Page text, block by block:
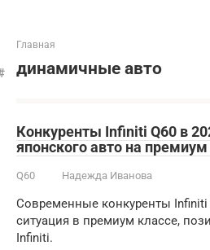
Главная
динамичные авто
Конкуренты Infiniti Q60 в
японского авто на
Q60 Надежда Иванова
Современные конкуренты Infiniti
ситуация в премиум классе,
Infiniti.